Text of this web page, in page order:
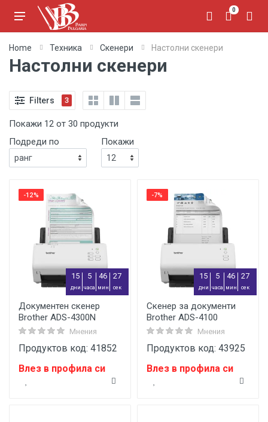
0
Home Техника Скенери Настолни скенери
Настолни скенери
Filters 3
Покажи 12 от 30 продукти
Подреди по
Покажи
-12%
15
дни
5
часа
46
мин
27
сек
Документен скенер
Brother ADS-4300N
Мнения
Продуктов код: 41852
Влез в профила си
-7%
15
дни
5
часа
46
мин
27
сек
Скенер за документи
Brother ADS-4100
Мнения
Продуктов код: 43925
Влез в профила си